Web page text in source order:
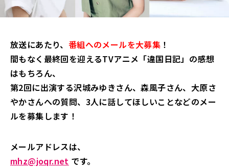
放送にあたり、 番組へのメールを大募集 ！
間もなく最終回を迎えるTVアニメ「違国日記」の感想
はもちろん、
第2回に出演する沢城みゆきさん、森風子さん、大原さ
やかさんへの質問、3人に話してほしいことなどのメー
ルを募集します！
メールアドレスは、
mhz@joqr.net です。